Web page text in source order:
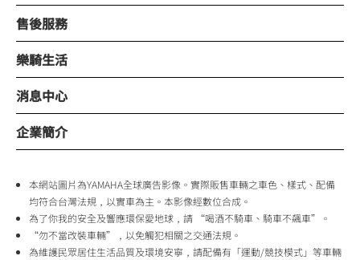
售後服務
樂騎生活
消息中心
企業簡介
本網站圖片為YAMAHA全球廣告影像。實際販售車輛之車色、樣式、配備
均符合台灣法規，以實車為主。本影像經數位合成。
為了你我的安全及響應環保愛地球，請 “喝酒不騎車、騎車不飆車”。
“勿不當改裝車輛”，以免觸犯相關之交通法規。
為維護民眾居住生活品質及環境安寧，請配備有「運動/競技模式」等車輛